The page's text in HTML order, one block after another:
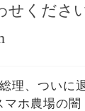
ください
理、ついに
ホ農場の闇